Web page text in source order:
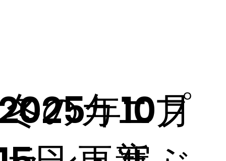
年10月
冬のカニプ